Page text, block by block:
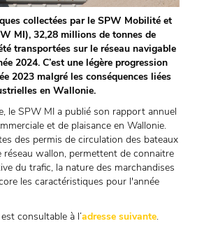
collectées par le SPW Mobilité et
MI), 32,28 millions de tonnes de
transportées sur le réseau navigable
2024. C’est une légère progression
2023 malgré les conséquences liées
en Wallonie.
le SPW MI a publié son rapport annuel
et de plaisance en Wallonie.
des permis de circulation des bateaux
réseau wallon, permettent de connaitre
du trafic, la nature des marchandises
les caractéristiques pour l'année
consultable à l’adresse suivante.